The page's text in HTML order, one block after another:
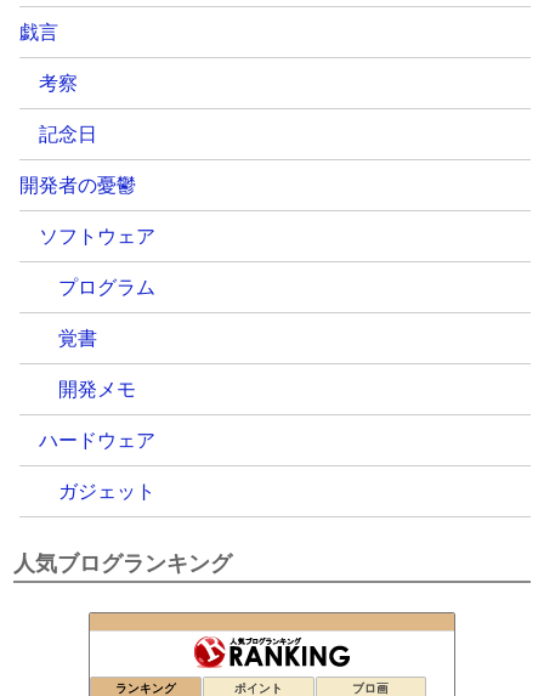
戯言
考察
記念日
開発者の憂鬱
ソフトウェア
プログラム
覚書
開発メモ
ハードウェア
ガジェット
人気ブログランキング
ランキング ポイント ブロ画